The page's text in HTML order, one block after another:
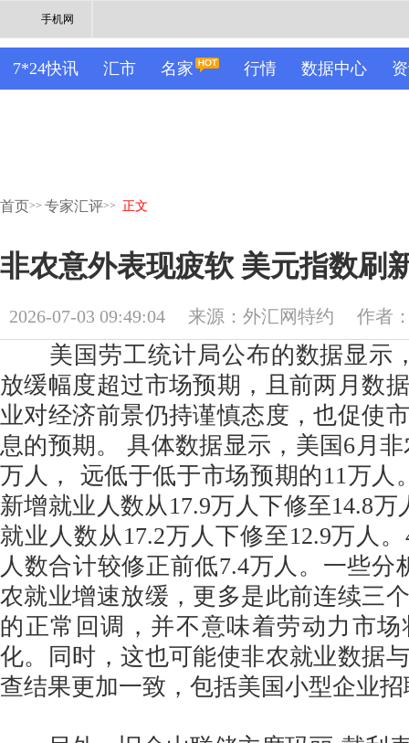
手机网
7*24快讯 汇市 名家 行情 数据中心
首页>> 专家汇评>> 正文
非农意外表现疲软 美元指数刷
2026-07-03 09:49:04 来源：外汇网特约 作者
美国劳工统计局公布的数据显示
放缓幅度超过市场预期，且前两月数
业对经济前景仍持谨慎态度，也促使
息的预期。 具体数据显示，美国6月
万人， 远低于低于市场预期的11万人
新增就业人数从17.9万人下修至14.8
就业人数从17.2万人下修至12.9万人
人数合计较修正前低7.4万人。一些分
农就业增速放缓，更多是此前连续三
的正常回调，并不意味着劳动力市
化。同时，这也可能使非农就业数据
查结果更加一致，包括美国小型企业